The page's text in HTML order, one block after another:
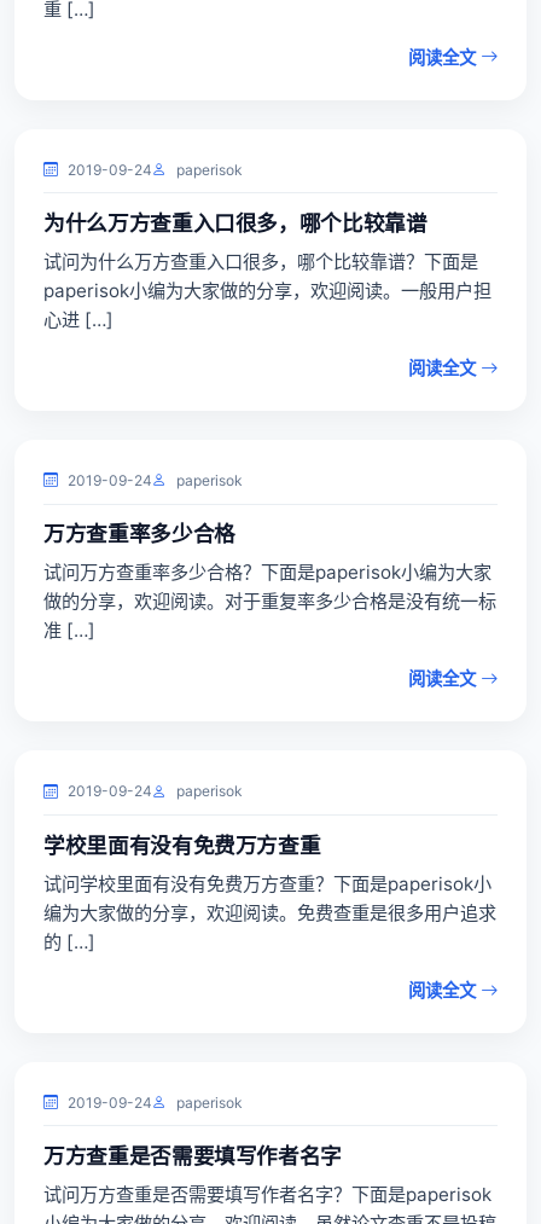
重 […]
阅读全文
2019-09-24 paperisok
为什么万方查重入口很多，哪个比较靠谱
试问为什么万方查重入口很多，哪个比较靠谱？下面是
paperisok小编为大家做的分享，欢迎阅读。一般用户担
心进 […]
阅读全文
2019-09-24 paperisok
万方查重率多少合格
试问万方查重率多少合格？下面是paperisok小编为大家
做的分享，欢迎阅读。对于重复率多少合格是没有统一标
准 […]
阅读全文
2019-09-24 paperisok
学校里面有没有免费万方查重
试问学校里面有没有免费万方查重？下面是paperisok小
编为大家做的分享，欢迎阅读。免费查重是很多用户追求
的 […]
阅读全文
2019-09-24 paperisok
万方查重是否需要填写作者名字
试问万方查重是否需要填写作者名字？下面是paperisok